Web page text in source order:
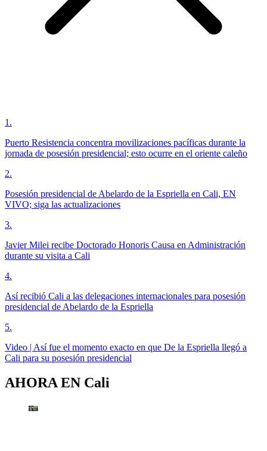
1 .
Puerto Resistencia concentra movilizaciones pacíficas durante la
jornada de posesión presidencial; esto ocurre en el oriente caleño
2.
Posesión presidencial de Abelardo de la Espriella en Cali, EN
VIVO; siga las actualizaciones
3.
Javier Milei recibe Doctorado Honoris Causa en Administración
durante su visita a Cali
4.
Así recibió Cali a las delegaciones internacionales para posesión
presidencial de Abelardo de la Espriella
5.
Video | Así fue el momento exacto en que De la Espriella llegó a
Cali para su posesión presidencial
AHORA EN Cali